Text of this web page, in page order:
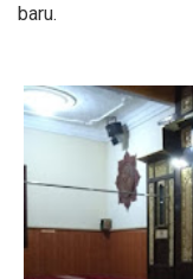
baru.